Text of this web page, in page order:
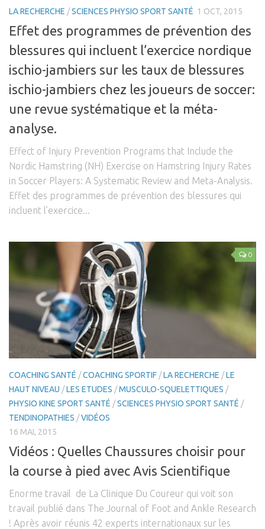
LA RECHERCHE /SCIENCES PHYSIO SPORT SANTÉ 1 OCT, 2015
Effet des programmes de prévention des
blessures qui incluent l’exercice nordique
ischio-jambiers sur les taux de blessures
ischio-jambiers chez les joueurs de soccer:
une revue systématique et la méta-
analyse.
Effect of Injury Prevention Programs that Include the
Nordic Hamstring (NH) Exercise on Hamstring Injury Rates
in Soccer Players: A Systematic Review and Meta-Analysis.
Effet des programmes de prévention des blessures qui
incluent l’exercice...
0
COACHING SANTÉ /COACHING SPORTIF /LA RECHERCHE /LE
HAUT NIVEAU /LES ETUDES /MUSCULO-SQUELETTIQUES /
PHYSIO KINE SPORT SANTÉ /SCIENCES PHYSIO SPORT SANTÉ /
TENDINOPATHIES /VIDÉOS
16 MAI, 2015
Vidéos : Quelles Chaussures choisir pour
la course à pied avec Avis Scientifique
Enorme travail de La Clinique Du Coureur qui voit son
travail publié dans The Journal of Foot and Ankle Research
! Après avoir réunis 42 experts internationaux sur les